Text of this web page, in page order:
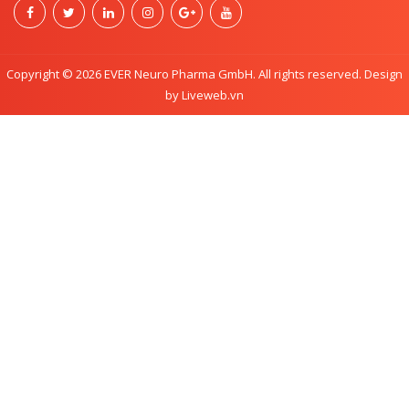
Copyright © 2026 EVER Neuro Pharma GmbH. All rights reserved. Design
by Liveweb.vn